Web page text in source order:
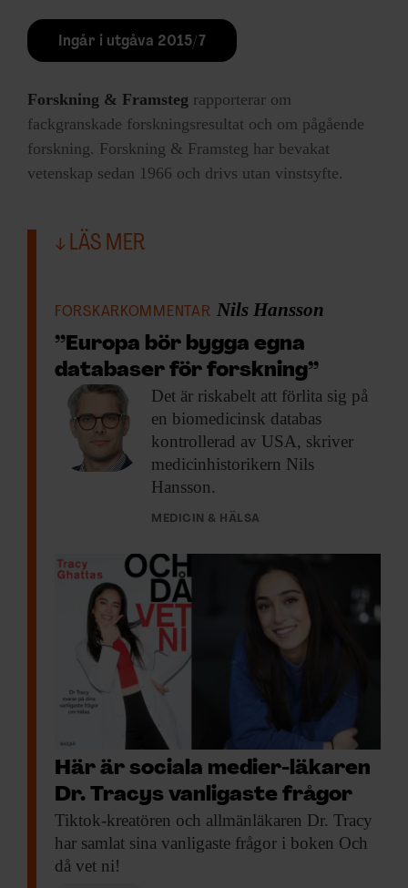
Ingår i utgåva 2015/7
Forskning & Framsteg rapporterar om
fackgranskade forskningsresultat och om pågående
forskning. Forskning & Framsteg har bevakat
vetenskap sedan 1966 och drivs utan vinstsyfte.
LÄS MER
FORSKARKOMMENTAR Nils Hansson
”Europa bör bygga egna
databaser för forskning”
Det är riskabelt att förlita sig på
en biomedicinsk databas
kontrollerad av USA, skriver
medicinhistorikern Nils
Hansson.
MEDICIN & HÄLSA
Här är sociala medier-läkaren
Dr. Tracys vanligaste frågor
Tiktok-kreatören och allmänläkaren Dr. Tracy
har samlat sina vanligaste frågor i boken Och
då vet ni!